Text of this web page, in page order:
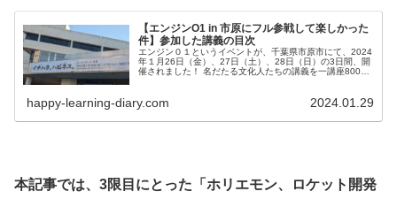
【エンジンO1 in 市原にフル参戦して楽しかった
件】参加した講義の目次
エンジン０１というイベントが、千葉県市原市にて、2024
年１月26日（金）、27日（土）、28日（日）の3日間、開
催されました！ 名だたる文化人たちの講義を一講座800円
happy-learning-diary.com 2024.01.29
本記事では、3限目にとった「ホリエモン、ロケット開発